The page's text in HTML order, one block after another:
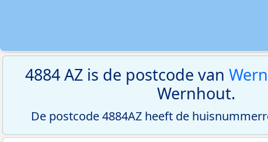
4884 AZ is de postcode van
Wernhout.
De postcode 4884AZ heeft de